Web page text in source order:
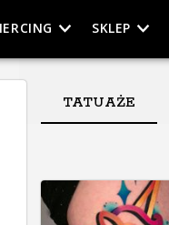
SKLEP
TATUAŻE